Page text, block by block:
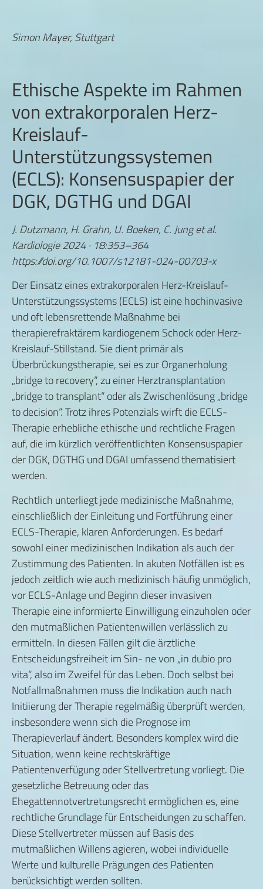
Simon Mayer, Stuttgart
Ethische Aspekte im Rahmen
von extrakorporalen Herz-
Kreislauf-
Unterstützungssystemen
(ECLS): Konsensuspapier der
DGK, DGTHG und DGAI
J. Dutzmann, H. Grahn, U. Boeken, C. Jung et al.
Kardiologie 2024 · 18:353–364
https://doi.org/10.1007/s12181-024-00703-x
Der Einsatz eines extrakorporalen Herz-Kreislauf-
Unterstützungssystems (ECLS) ist eine hochinvasive
und oft lebensrettende Maßnahme bei
therapierefraktärem kardiogenem Schock oder Herz-
Kreislauf-Stillstand. Sie dient primär als
Überbrückungstherapie, sei es zur Organerholung
„bridge to recovery“, zu einer Herztransplantation
„bridge to transplant“ oder als Zwischenlösung „bridge
to decision“. Trotz ihres Potenzials wirft die ECLS-
Therapie erhebliche ethische und rechtliche Fragen
auf, die im kürzlich veröffentlichten Konsensuspapier
der DGK, DGTHG und DGAI umfassend thematisiert
werden.
Rechtlich unterliegt jede medizinische Maßnahme,
einschließlich der Einleitung und Fortführung einer
ECLS-Therapie, klaren Anforderungen. Es bedarf
sowohl einer medizinischen Indikation als auch der
Zustimmung des Patienten. In akuten Notfällen ist es
jedoch zeitlich wie auch medizinisch häufig unmöglich,
vor ECLS-Anlage und Beginn dieser invasiven
Therapie eine informierte Einwilligung einzuholen oder
den mutmaßlichen Patientenwillen verlässlich zu
ermitteln. In diesen Fällen gilt die ärztliche
Entscheidungsfreiheit im Sin- ne von „in dubio pro
vita“, also im Zweifel für das Leben. Doch selbst bei
Notfallmaßnahmen muss die Indikation auch nach
Initiierung der Therapie regelmäßig überprüft werden,
insbesondere wenn sich die Prognose im
Therapieverlauf ändert. Besonders komplex wird die
Situation, wenn keine rechtskräftige
Patientenverfügung oder Stellvertretung vorliegt. Die
gesetzliche Betreuung oder das
Ehegattennotvertretungsrecht ermöglichen es, eine
rechtliche Grundlage für Entscheidungen zu schaffen.
Diese Stellvertreter müssen auf Basis des
mutmaßlichen Willens agieren, wobei individuelle
Werte und kulturelle Prägungen des Patienten
berücksichtigt werden sollten.